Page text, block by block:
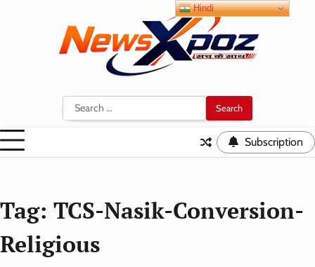
Search
for:
Subscription
Tag: TCS-Nasik-Conversion-
Religious
Hindi